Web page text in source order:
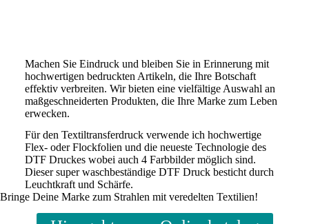
Machen Sie Eindruck und bleiben Sie in Erinnerung mit
hochwertigen bedruckten Artikeln, die Ihre Botschaft
effektiv verbreiten. Wir bieten eine vielfältige Auswahl an
maßgeschneiderten Produkten, die Ihre Marke zum Leben
erwecken.
Für den Textiltransferdruck verwende ich hochwertige
Flex- oder Flockfolien und die neueste Technologie des
DTF Druckes wobei auch 4 Farbbilder möglich sind.
Dieser super waschbeständige DTF Druck besticht durch
Leuchtkraft und Schärfe.
Bringe Deine Marke zum Strahlen mit veredelten Textilien!